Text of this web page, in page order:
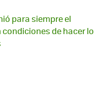
para siempre el
condiciones de hacer lo